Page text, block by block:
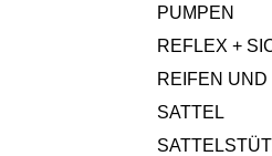
PUMPEN
REFLEX +
REIFEN
SATTEL